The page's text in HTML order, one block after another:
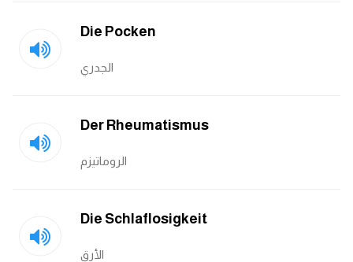
Die Pocken
الجدري
Der Rheumatismus
الروماتيزم
Die Schlaflosigkeit
الأرق